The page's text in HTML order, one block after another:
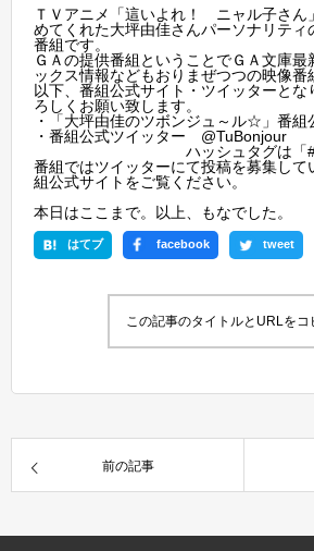
ＴＶアニメ「這いよれ！ ニャル子さん
めてくれた大坪由佳さんパーソナリティ
番組です。
ＧＡの提供番組ということでＧＡ文庫最
ックス情報などもおりまぜつつの映像番
以下、番組公式サイト・ツイッターとな
ろしくお願い致します。
・
「大坪由佳のツボンジュ～ル☆」番組
・ 番組公式ツイッター @TuBonjour
ハッシュタグは「#ツ
番組ではツイッターにて投稿を募集して
組公式サイトをご覧ください。
本日はここまで。以上、もなでした。
はてブ facebook tweet
この記事のタイトルとURLをコ
前の記事